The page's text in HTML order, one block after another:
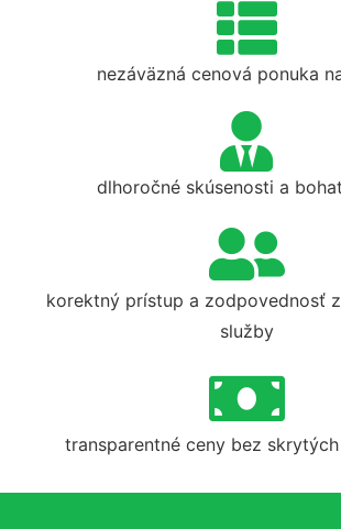
nezáväzná cenová ponuka
dlhoročné skúsenosti a
korektný prístup a zodpovednosť
služby
transparentné ceny bez